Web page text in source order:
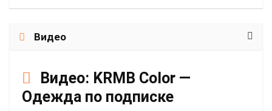
Видео
Видео: KRMB Color —
Одежда по подписке